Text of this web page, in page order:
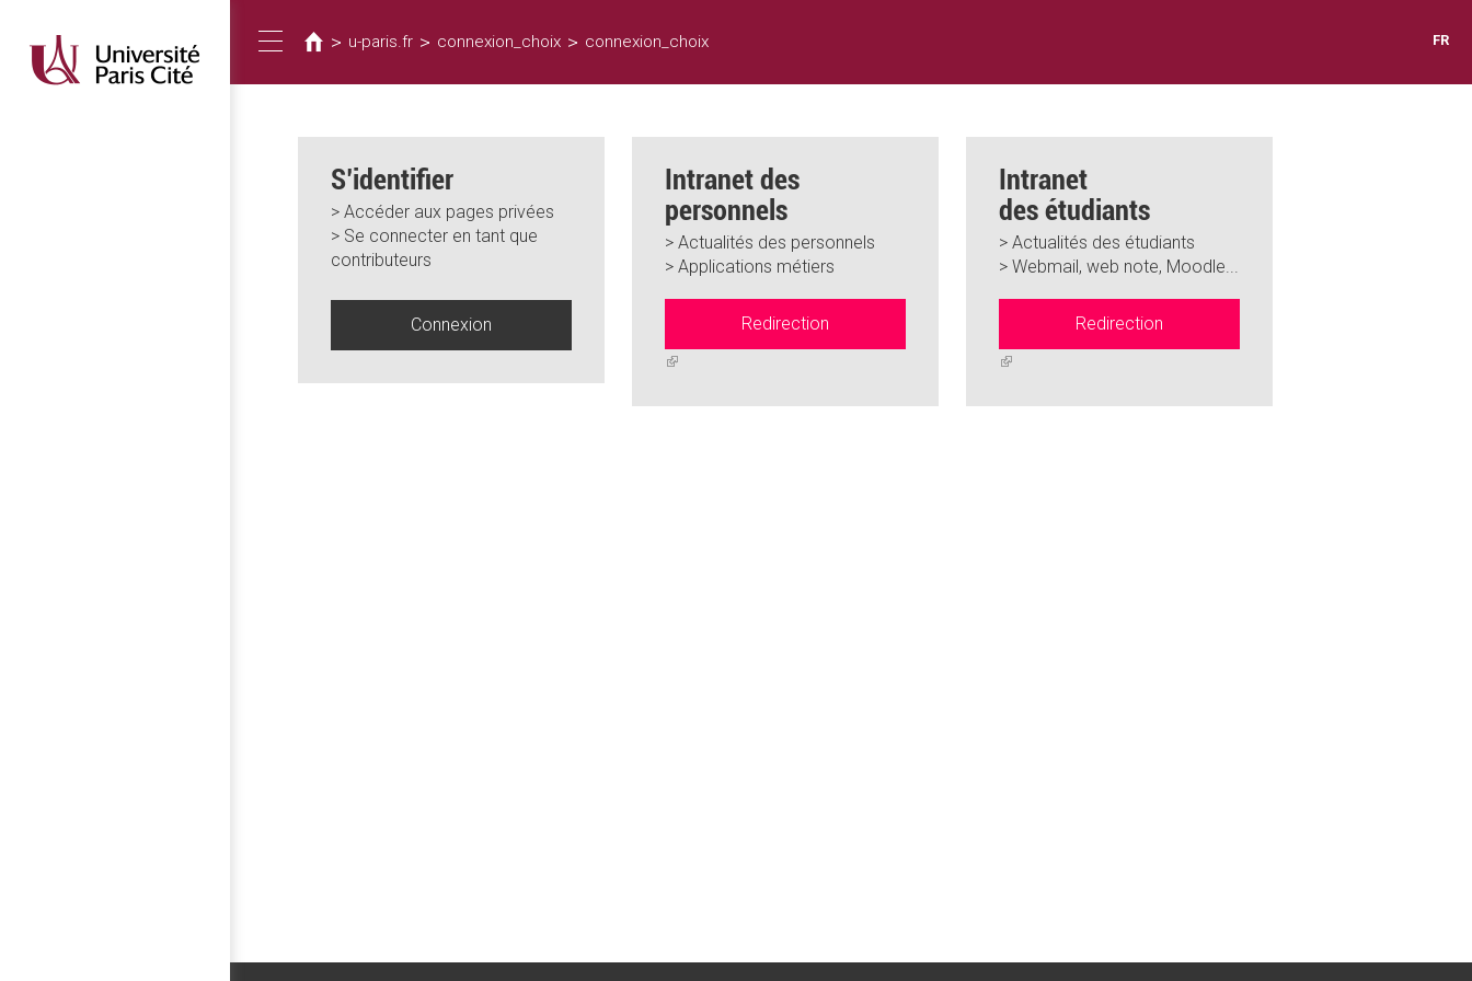
contenu
principal
Toggle
navigation
êtes
ici
> u-paris.fr > connexion_choix > connexion_choix FR
S’identifier
> Accéder aux pages privées
> Se connecter en tant que
contributeurs
Connexion
Intranet des
personnels
> Actualités des personnels
> Applications métiers
Redirection
(link
external)
Intranet
des étudiants
> Actualités des étudiants
> Webmail, web note, Moodle...
Redirection
(link
external)